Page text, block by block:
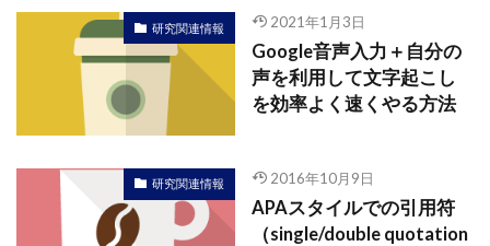
研究関連情報 2021年1月3日
Google音声入力＋自分の
声を利用して文字起こし
を効率よく速くやる方法
研究関連情報 2016年10月9日
APAスタイルでの引用符
（single/double quotation